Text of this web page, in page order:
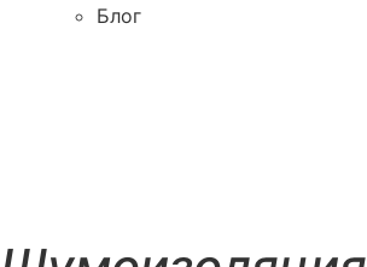
Блог